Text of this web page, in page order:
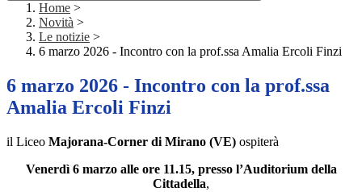
Home >
Novità >
Le notizie >
6 marzo 2026 - Incontro con la prof.ssa Amalia Ercoli Finzi
6 marzo 2026 - Incontro con la prof.ssa
Amalia Ercoli Finzi
il Liceo Majorana-Corner di Mirano (VE) ospiterà
Venerdì 6 marzo alle ore 11.15, presso l’Auditorium della
Cittadella,